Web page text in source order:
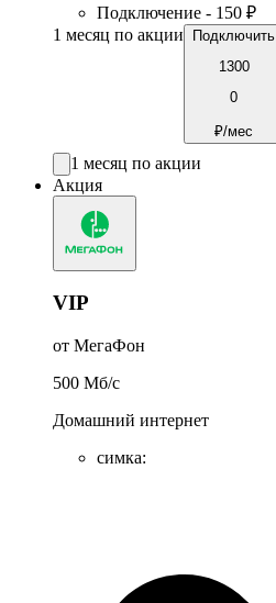
Подключение - 150 ₽
1 месяц по акции
Подключить
1300
0
₽/мес
1 месяц по акции
Акция
VIP
от МегаФон
500 Мб/c
Домашний интернет
симка: